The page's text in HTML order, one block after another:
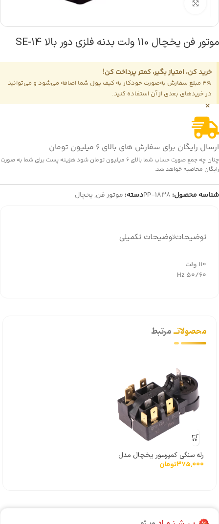
موتور فن یخچال 110 ولت بدنه فلزی دور بالا SE-14
خرید کن، امتیاز بگیر، کمتر پرداخت کن!
4٪ مبلغ سفارش به‌صورت خودکار به کیف پول شما اضافه می‌شود و می‌توانید
در خریدهای بعدی از آن استفاده کنید.
×
ارسال رایگان برای سفارش های بالای 6 میلیون تومان
چنان چه جمع صورت حساب شما بالای 6 میلیون تومان شود هزینه پست برای شما به صورت
رایگان محاصبه خواهد شد.
شناسه محصول: PP-1838دسته: موتور فن, یخچال
توضیحاتتوضیحات تکمیلی
110 ولت
50/60 Hz
محصولاتــمرتبط
رله سنگی کمپرسور یخچال مدل
QP3-12A
375,000تومان